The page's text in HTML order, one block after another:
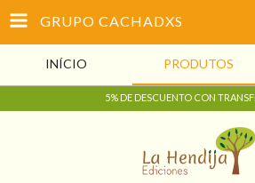
GRUPO CACHADXS
INÍCIO PRODUTOS
5% DE DESCUENTO CON